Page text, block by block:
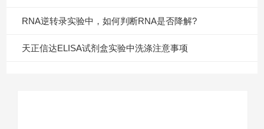
RNA逆转录实验中，如何判断RNA是否降解?
天正信达ELISA试剂盒实验中洗涤注意事项